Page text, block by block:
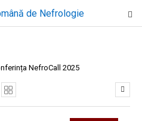
NefroCall 2025